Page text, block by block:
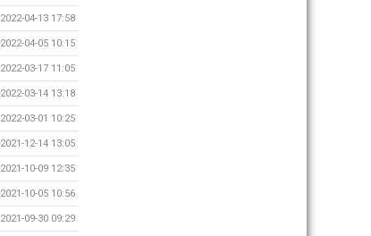
2022-04-13 17:58
2022-04-05 10:15
2022-03-17 11:05
2022-03-14 13:18
2022-03-01 10:25
2021-12-14 13:05
2021-10-09 12:35
2021-10-05 10:56
2021-09-30 09:29